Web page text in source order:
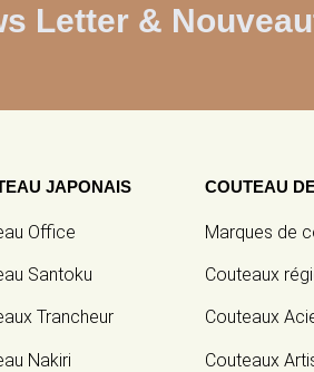
Letter &
JAPONAIS
Office
Santoku
Trancheur
Nakiri
COUTEAU
Marques de
Couteaux
Couteaux
Couteaux